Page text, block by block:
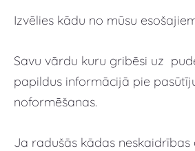
Izvēlies kādu no mūsu
Savu vārdu kuru gribēsi uz
papildus informācijā pie
noformēšanas.
Ja radušās kādas